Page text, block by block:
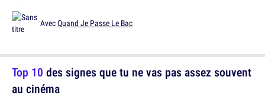
AvecQuand Je Passe Le Bac
Top 10 des signes que tu ne vas pas assez souvent
au cinéma